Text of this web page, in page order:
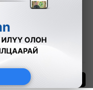
Astralis-